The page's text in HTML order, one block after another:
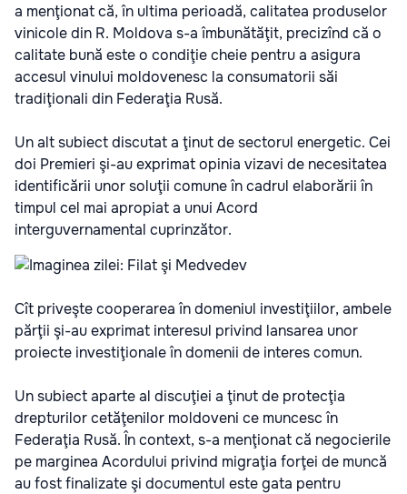
a menţionat că, în ultima perioadă, calitatea produselor
vinicole din R. Moldova s-a îmbunătăţit, precizînd că o
calitate bună este o condiţie cheie pentru a asigura
accesul vinului moldovenesc la consumatorii săi
tradiţionali din Federaţia Rusă.
Un alt subiect discutat a ţinut de sectorul energetic. Cei
doi Premieri şi-au exprimat opinia vizavi de necesitatea
identificării unor soluţii comune în cadrul elaborării în
timpul cel mai apropiat a unui Acord
interguvernamental cuprinzător.
Cît priveşte cooperarea în domeniul investiţiilor, ambele
părţii şi-au exprimat interesul privind lansarea unor
proiecte investiţionale în domenii de interes comun.
Un subiect aparte al discuţiei a ţinut de protecţia
drepturilor cetăţenilor moldoveni ce muncesc în
Federaţia Rusă. În context, s-a menţionat că negocierile
pe marginea Acordului privind migraţia forţei de muncă
au fost finalizate şi documentul este gata pentru